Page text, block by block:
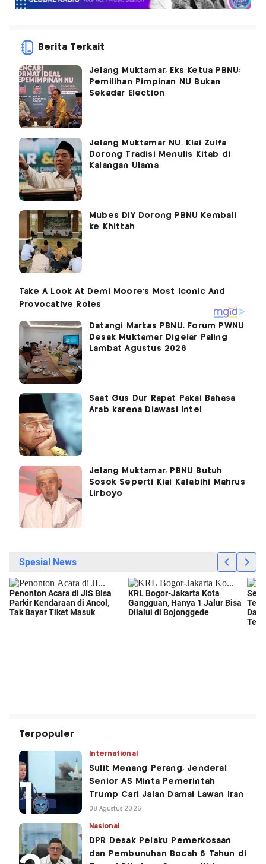
Berita Terkait
Jelang Muktamar, Eks Ketua PBNU:
Pemilihan Pimpinan NU Bukan
Sekadar Election
Jelang Muktamar NU, Kiai Zulfa
Dorong Tradisi Menulis Kitab di
Kalangan Ulama
Mubes DIY Dorong PBNU Kembali
ke Khittah
Datangi Markas PBNU, Forum PWNU
Desak Muktamar Digelar Paling
Lambat Agustus 2026
Saat Gus Dur Rapat Pakai Bahasa
Arab karena Diawasi Intel
Jelang Muktamar, PBNU Butuh
Sosok Seperti Kiai Kafabihi Mahrus
Lirboyo
Terpopuler
International
Sulit Menang Perang, Jenderal
Senior AS Minta Pemerintah
Trump Cari Jalan Damai Lawan Iran
08 Agustus 2026
Nasional
DPR Desak Pelaku Pemerkosaan
dan Pembunuhan Bocah 6 Tahun di